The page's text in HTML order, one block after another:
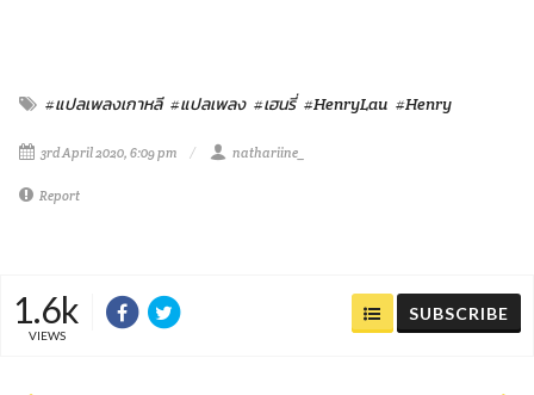
#แปลเพลงเกาหลี #แปลเพลง #เฮนรี่ #HenryLau #Henry
3rd April 2020, 6:09 pm nathariine_
Report
1.6k
VIEWS
SUBSCRIBE